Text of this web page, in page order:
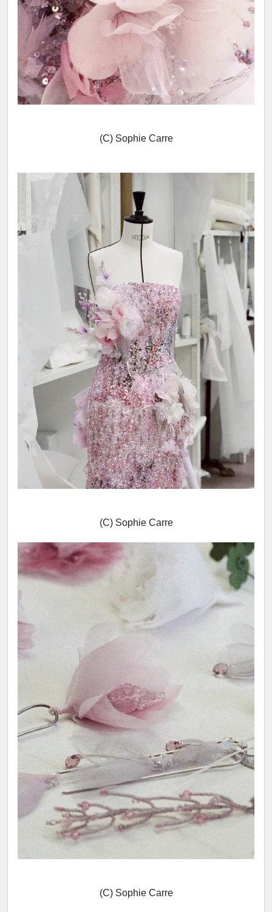
(C) Sophie Carre
(C) Sophie Carre
(C) Sophie Carre